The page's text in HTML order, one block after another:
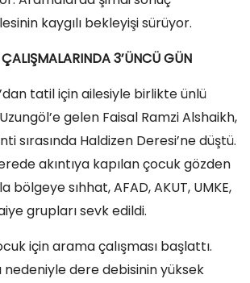
kaygılı bekleyişi sürüyor.
3’ÜNCÜ GÜN
tatil için ailesiyle birlikte ünlü
gelen Faisal Ramzi Alshaikh,
sırasında Haldizen Deresi’ne düştü.
akıntıya kapılan çocuk gözden
bölgeye sıhhat, AFAD, AKUT, UMKE,
grupları sevk edildi.
için arama çalışması başlattı.
nedeniyle dere debisinin yüksek